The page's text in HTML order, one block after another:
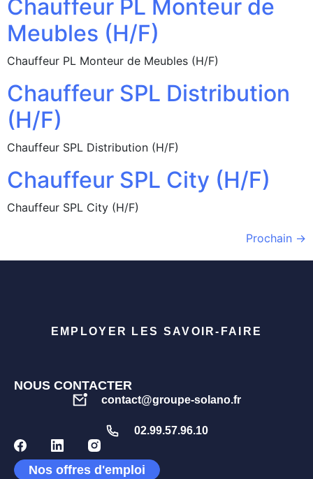
Chauffeur PL Monteur de
Meubles (H/F)
Chauffeur PL Monteur de Meubles (H/F)
Chauffeur SPL Distribution
(H/F)
Chauffeur SPL Distribution (H/F)
Chauffeur SPL City (H/F)
Chauffeur SPL City (H/F)
Prochain →
EMPLOYER LES SAVOIR-FAIRE
NOUS CONTACTER
contact@groupe-solano.fr
02.99.57.96.10
Nos offres d'emploi